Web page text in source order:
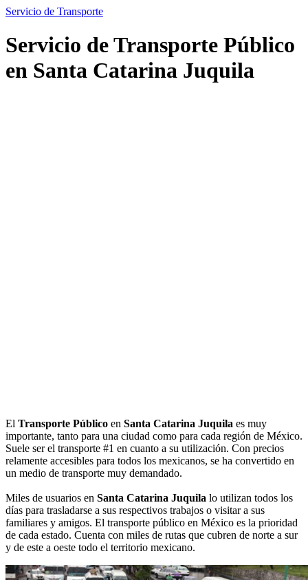
Servicio de Transporte
Servicio de Transporte Público
en Santa Catarina Juquila
El Transporte Público en Santa Catarina Juquila es muy
importante, tanto para una ciudad como para cada región de México.
Suele ser el transporte #1 en cuanto a su utilización. Con precios
relamente accesibles para todos los mexicanos, se ha convertido en
un medio de transporte muy demandado.
Miles de usuarios en Santa Catarina Juquila lo utilizan todos los
días para trasladarse a sus respectivos trabajos o visitar a sus
familiares y amigos. El transporte público en México es la prioridad
de cada estado. Cuenta con miles de rutas que cubren de norte a sur
y de este a oeste todo el territorio mexicano.